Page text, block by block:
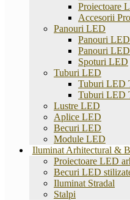
Proiectoare
Accesorii
Panouri LED
Panouri
Panouri
Spoturi LED
Tuburi LED
Tuburi LED
Tuburi LED
Lustre LED
Aplice LED
Becuri LED
Module LED
Iluminat Arhitectural &
Proiectoare LED
Becuri LED
Iluminat Stradal
Stalpi